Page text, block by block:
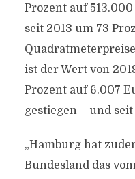
Prozent auf
seit 2013 um 73
ist der Wert von
Prozent auf 6.007
gestiegen – und
„Hamburg hat
Bundesland das